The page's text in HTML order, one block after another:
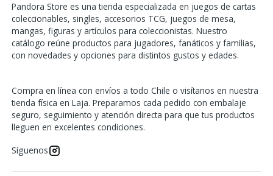
Pandora Store es una tienda especializada en juegos de cartas
coleccionables, singles, accesorios TCG, juegos de mesa,
mangas, figuras y artículos para coleccionistas. Nuestro
catálogo reúne productos para jugadores, fanáticos y familias,
con novedades y opciones para distintos gustos y edades.
Compra en línea con envíos a todo Chile o visítanos en nuestra
tienda física en Laja. Preparamos cada pedido con embalaje
seguro, seguimiento y atención directa para que tus productos
lleguen en excelentes condiciones.
Síguenos